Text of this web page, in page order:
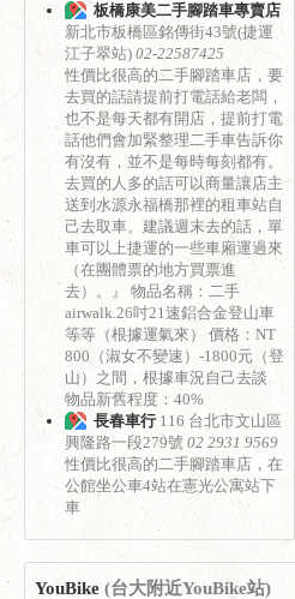
板橋康美二手腳踏車專賣店
新北市板橋區銘傳街43號(捷運
江子翠站) 02-22587425
性價比很高的二手腳踏車店，要
去買的話請提前打電話給老闆，
也不是每天都有開店，提前打電
話他們會加緊整理二手車告訴你
有沒有，並不是每時每刻都有。
去買的人多的話可以商量讓店主
送到水源永福橋那裡的租車站自
己去取車。建議週末去的話，單
車可以上捷運的一些車廂運過來
（在團體票的地方買票進
去）。』 物品名稱：二手
airwalk.26吋21速鋁合金登山車
等等（根據運氣來） 價格：NT
800（淑女不變速）-1800元（登
山）之間，根據車況自己去談
物品新舊程度：40%
長春車行 116 台北市文山區
興隆路一段279號 02 2931 9569
性價比很高的二手腳踏車店，在
公館坐公車4站在憲光公寓站下
車
YouBike (台大附近YouBike站)